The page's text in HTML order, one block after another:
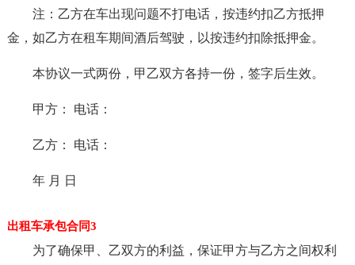
注：乙方在车出现问题不打电话，按违约扣乙方抵押
金，如乙方在租车期间酒后驾驶，以按违约扣除抵押金。
本协议一式两份，甲乙双方各持一份，签字后生效。
甲方： 电话：
乙方： 电话：
年 月 日
出租车承包合同3
为了确保甲、乙双方的利益，保证甲方与乙方之间权利